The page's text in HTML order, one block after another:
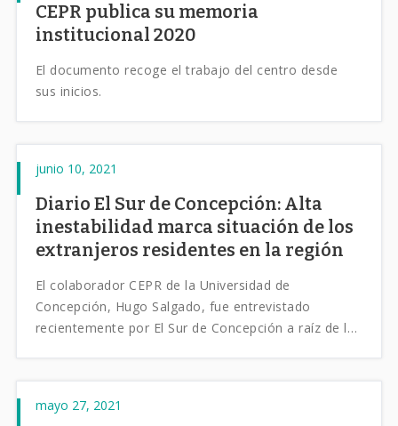
CEPR publica su memoria
institucional 2020
El documento recoge el trabajo del centro desde
sus inicios.
junio 10, 2021
Diario El Sur de Concepción: Alta
inestabilidad marca situación de los
extranjeros residentes en la región
El colaborador CEPR de la Universidad de
Concepción, Hugo Salgado, fue entrevistado
recientemente por El Sur de Concepción a raíz de los
mayo 27, 2021